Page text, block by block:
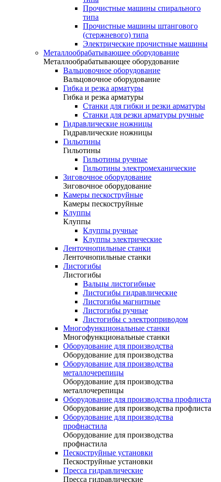
Прочистные машины спирального
типа
Прочистные машины штангового
(стержневого) типа
Электрические прочистные машины
Металлообрабатывающее оборудование
Металлообрабатывающее оборудование
Вальцовочное оборудование
Вальцовочное оборудование
Гибка и резка арматуры
Гибка и резка арматуры
Станки для гибки и резки арматуры
Станки для резки арматуры ручные
Гидравлические ножницы
Гидравлические ножницы
Гильотины
Гильотины
Гильотины ручные
Гильотины электромеханические
Зиговочное оборудование
Зиговочное оборудование
Камеры пескоструйные
Камеры пескоструйные
Клуппы
Клуппы
Клуппы ручные
Клуппы электрические
Ленточнопильные станки
Ленточнопильные станки
Листогибы
Листогибы
Вальцы листогибные
Листогибы гидравлические
Листогибы магнитные
Листогибы ручные
Листогибы с электроприводом
Многофункциональные станки
Многофункциональные станки
Оборудование для производства
Оборудование для производства
Оборудование для производства
металлочерепицы
Оборудование для производства
металлочерепицы
Оборудование для производства профлиста
Оборудование для производства профлиста
Оборудование для производства
профнастила
Оборудование для производства
профнастила
Пескоструйные установки
Пескоструйные установки
Пресса гидравлические
Пресса гидравлические